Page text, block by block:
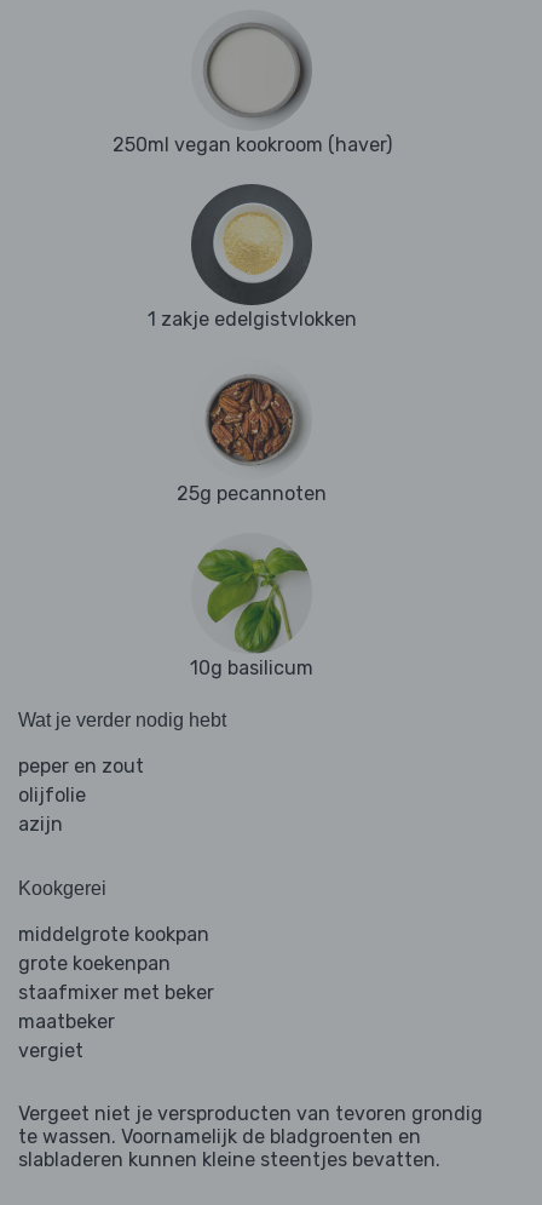
250ml vegan kookroom (haver)
1 zakje edelgistvlokken
25g pecannoten
10g basilicum
Wat je verder nodig hebt
peper en zout
olijfolie
azijn
Kookgerei
middelgrote kookpan
grote koekenpan
staafmixer met beker
maatbeker
vergiet
Vergeet niet je versproducten van tevoren grondig
te wassen. Voornamelijk de bladgroenten en
slabladeren kunnen kleine steentjes bevatten.